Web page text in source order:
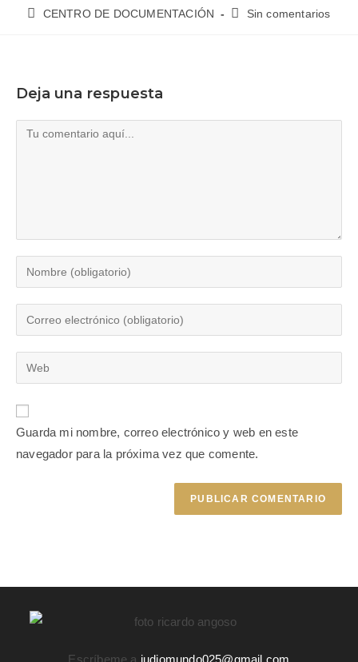
CENTRO DE DOCUMENTACIÓN
Sin comentarios
Deja una respuesta
Guarda mi nombre, correo electrónico y web en este
navegador para la próxima vez que comente.
Escríbeme a judiomundo025@gmail.com